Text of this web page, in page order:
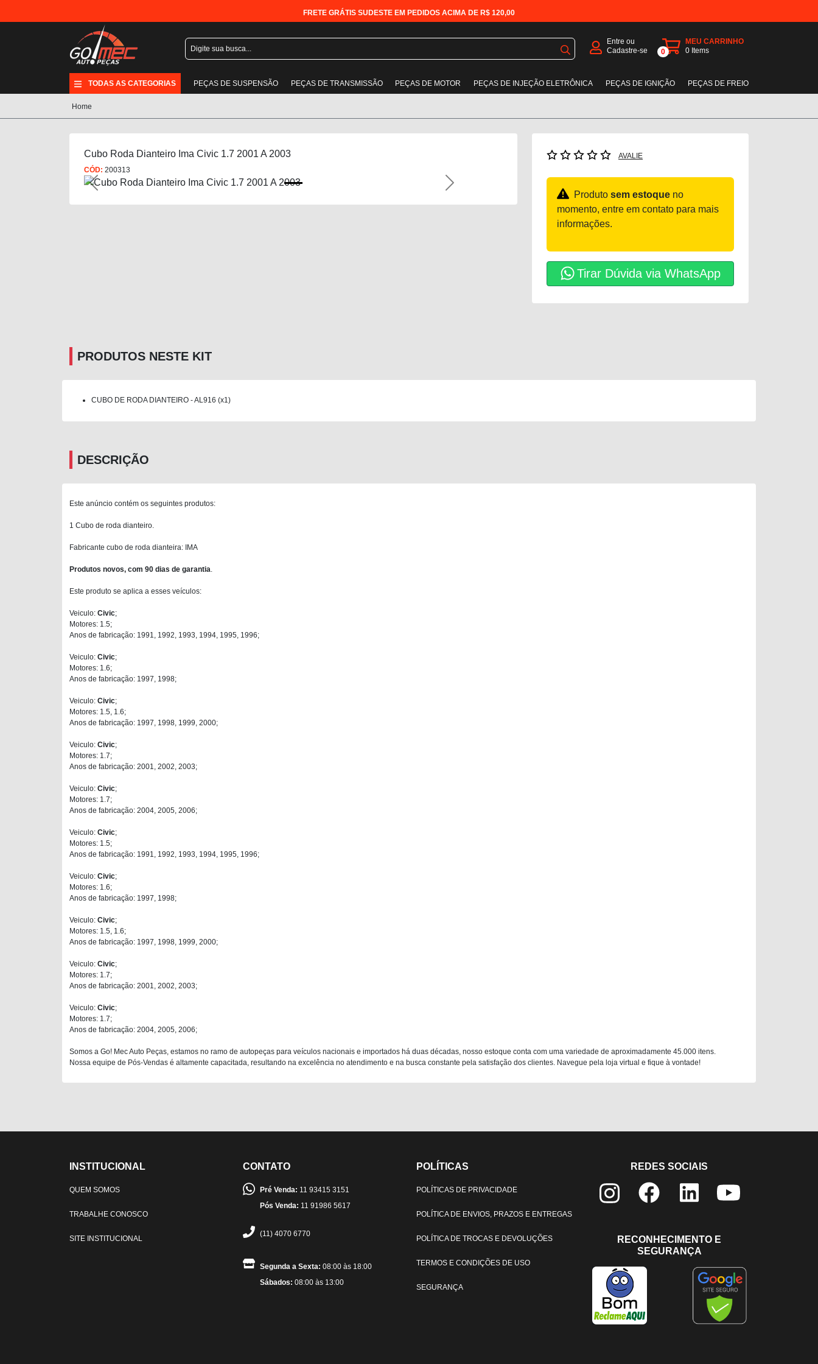
FRETE GRÁTIS SUDESTE EM PEDIDOS ACIMA DE R$ 120,00
Entre ou
Cadastre-se
0
MEU CARRINHO
0 Items
TODAS AS CATEGORIAS PEÇAS DE SUSPENSÃO PEÇAS DE TRANSMISSÃO PEÇAS DE MOTOR PEÇAS DE INJEÇÃO ELETRÔNICA PEÇAS DE IGNIÇÃO PEÇAS DE FREIO
Home
Cubo Roda Dianteiro Ima Civic 1.7 2001 A 2003
CÓD: 200313
Previous Next
AVALIE
Produto sem estoque no
momento, entre em contato para mais
informações.
Tirar Dúvida via WhatsApp
PRODUTOS NESTE KIT
CUBO DE RODA DIANTEIRO - AL916 (x1)
DESCRIÇÃO
Este anúncio contém os seguintes produtos:
1 Cubo de roda dianteiro.
Fabricante cubo de roda dianteira: IMA
Produtos novos, com 90 dias de garantia
Este produto se aplica a esses veículos:
Veiculo: Civic;
Motores: 1.5;
Anos de fabricação: 1991, 1992, 1993, 1994, 1995, 1996;
Veiculo: Civic;
Motores: 1.6;
Anos de fabricação: 1997, 1998;
Veiculo: Civic;
Motores: 1.5, 1.6;
Anos de fabricação: 1997, 1998, 1999, 2000;
Veiculo: Civic;
Motores: 1.7;
Anos de fabricação: 2001, 2002, 2003;
Veiculo: Civic;
Motores: 1.7;
Anos de fabricação: 2004, 2005, 2006;
Veiculo: Civic;
Motores: 1.5;
Anos de fabricação: 1991, 1992, 1993, 1994, 1995, 1996;
Veiculo: Civic;
Motores: 1.6;
Anos de fabricação: 1997, 1998;
Veiculo: Civic;
Motores: 1.5, 1.6;
Anos de fabricação: 1997, 1998, 1999, 2000;
Veiculo: Civic;
Motores: 1.7;
Anos de fabricação: 2001, 2002, 2003;
Veiculo: Civic;
Motores: 1.7;
Anos de fabricação: 2004, 2005, 2006;
Somos a Go! Mec Auto Peças, estamos no ramo de autopeças para veículos nacionais e importados há duas décadas, nosso estoque conta com uma variedade de aproximadamente 45.000 itens.
Nossa equipe de Pós-Vendas é altamente capacitada, resultando na excelência no atendimento e na busca constante pela satisfação dos clientes. Navegue pela loja virtual e fique à vontade!
INSTITUCIONAL
QUEM SOMOS
TRABALHE CONOSCO
SITE INSTITUCIONAL
CONTATO
Pré Venda: 11 93415 3151
Pós Venda: 11 91986 5617
(11) 4070 6770
Segunda a Sexta: 08:00 às 18:00
Sábados: 08:00 às 13:00
POLÍTICAS
POLÍTICAS DE PRIVACIDADE
POLÍTICA DE ENVIOS, PRAZOS E ENTREGAS
POLÍTICA DE TROCAS E DEVOLUÇÕES
TERMOS E CONDIÇÕES DE USO
SEGURANÇA
REDES SOCIAIS
RECONHECIMENTO E
SEGURANÇA